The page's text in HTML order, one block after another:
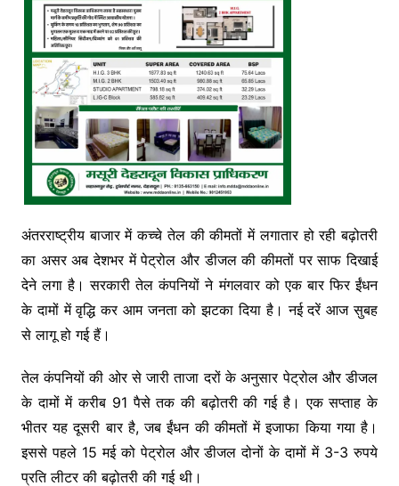
अंतरराष्ट्रीय बाजार में कच्चे तेल की कीमतों में लगातार हो रही बढ़ोतरी
का असर अब देशभर में पेट्रोल और डीजल की कीमतों पर साफ दिखाई
देने लगा है। सरकारी तेल कंपनियों ने मंगलवार को एक बार फिर ईंधन
के दामों में वृद्धि कर आम जनता को झटका दिया है। नई दरें आज सुबह
से लागू हो गई हैं।
तेल कंपनियों की ओर से जारी ताजा दरों के अनुसार पेट्रोल और डीजल
के दामों में करीब 91 पैसे तक की बढ़ोतरी की गई है। एक सप्ताह के
भीतर यह दूसरी बार है, जब ईंधन की कीमतों में इजाफा किया गया है।
इससे पहले 15 मई को पेट्रोल और डीजल दोनों के दामों में 3-3 रुपये
प्रति लीटर की बढ़ोतरी की गई थी।